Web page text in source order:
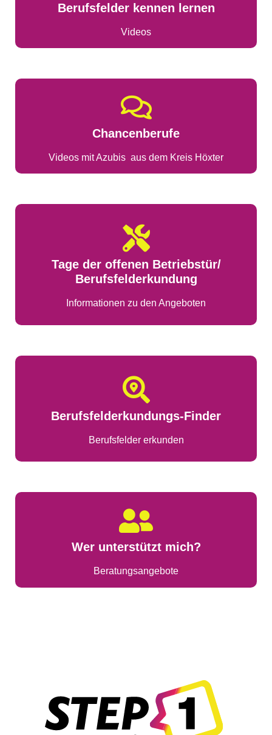
Berufsfelder kennen lernen
Videos
Chancenberufe
Videos mit Azubis aus dem Kreis Höxter
Tage der offenen Betriebstür/
Berufsfelderkundung
Informationen zu den Angeboten
Berufsfelderkundungs-Finder
Berufsfelder erkunden
Wer unterstützt mich?
Beratungsangebote